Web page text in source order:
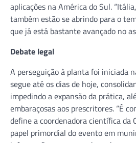
aplicações na América do Sul.
também estão se abrindo para o
que já está bastante avançado no
Debate legal
A perseguição à planta foi iniciada
segue até os dias de hoje,
impedindo a expansão da prática,
embaraçosas aos prescritores. “É
define a coordenadora científica da
papel primordial do evento em